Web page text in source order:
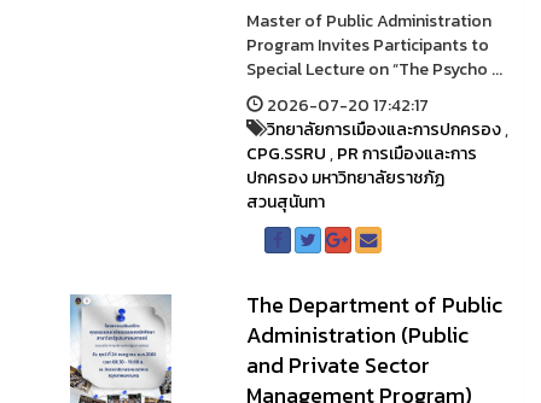
Master of Public Administration
Program Invites Participants to
Special Lecture on “The Psycho ...
2026-07-20 17:42:17
วิทยาลัยการเมืองและการปกครอง,
CPG.SSRU,PR การเมืองและการ
ปกครอง มหาวิทยาลัยราชภัฏ
สวนสุนันทา
The Department of Public
Administration (Public
and Private Sector
Management Program)